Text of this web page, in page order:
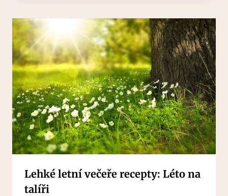
Lehké letní večeře recepty: Léto na
talíři